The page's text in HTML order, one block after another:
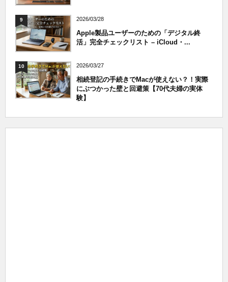
9 2026/03/28
Apple製品ユーザーのための「デジタル終
活」完全チェックリスト – iCloud・...
10 2026/03/27
相続登記の手続きでMacが使えない？！実際
にぶつかった壁と回避策【70代夫婦の実体
験】